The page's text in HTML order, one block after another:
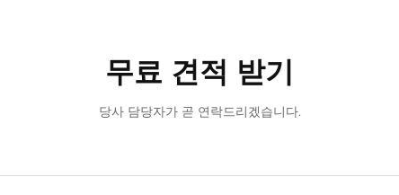
무료 견적 받기
당사 담당자가 곧 연락드리겠습니다.